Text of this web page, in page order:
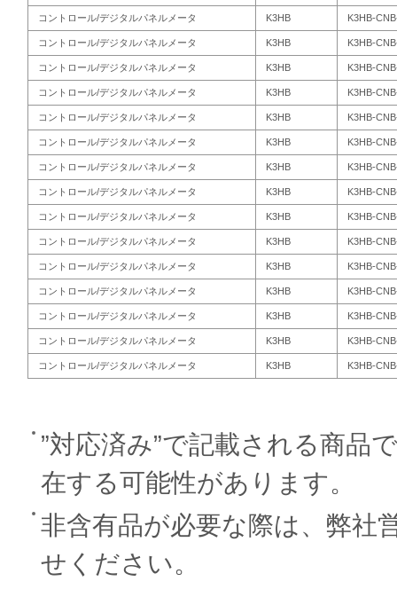
コントロール/デジタルパネルメータ K3HB K3HB-
コントロール/デジタルパネルメータ K3HB K3HB-
コントロール/デジタルパネルメータ K3HB K3HB-
コントロール/デジタルパネルメータ K3HB K3HB-
コントロール/デジタルパネルメータ K3HB K3HB-
コントロール/デジタルパネルメータ K3HB K3HB-
コントロール/デジタルパネルメータ K3HB K3HB-
コントロール/デジタルパネルメータ K3HB K3HB-
コントロール/デジタルパネルメータ K3HB K3HB-
コントロール/デジタルパネルメータ K3HB K3HB-
コントロール/デジタルパネルメータ K3HB K3HB-
コントロール/デジタルパネルメータ K3HB K3HB-
コントロール/デジタルパネルメータ K3HB K3HB-
コントロール/デジタルパネルメータ K3HB K3HB-
コントロール/デジタルパネルメータ K3HB K3HB-
”対応済み”で記載される商品
在する可能性があります。
非含有品が必要な際は、弊社
せください。